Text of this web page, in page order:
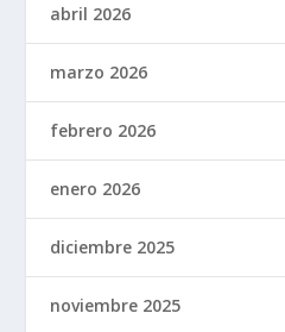
abril 2026
marzo 2026
febrero 2026
enero 2026
diciembre 2025
noviembre 2025